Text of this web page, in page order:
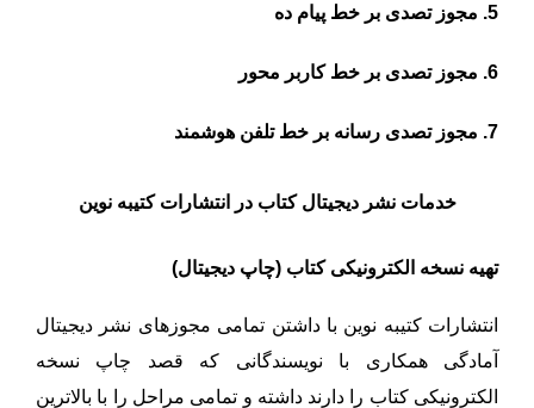
5. مجوز تصدی بر خط پیام ده
6. مجوز تصدی بر خط کاربر محور
7. مجوز تصدی رسانه بر خط تلفن هوشمند
خدمات نشر دیجیتال کتاب در انتشارات کتیبه نوین
تهیه نسخه الکترونیکی کتاب (چاپ دیجیتال)
انتشارات کتیبه نوین با داشتن تمامی مجوزهای نشر دیجیتال
آمادگی همکاری با نویسندگانی که قصد چاپ نسخه
الکترونیکی کتاب را دارند داشته و تمامی مراحل را با بالاترین